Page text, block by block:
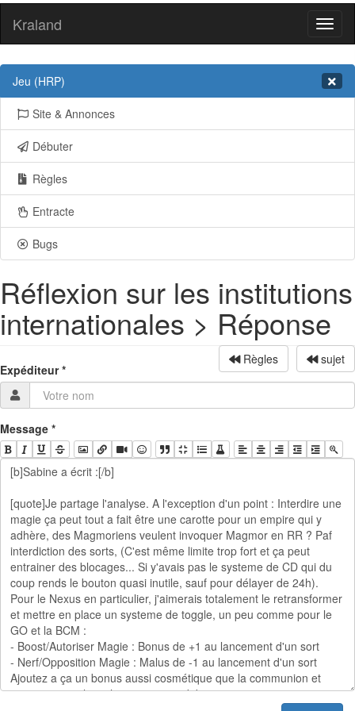
Kraland
Jeu (HRP)
Site & Annonces
Débuter
Règles
Entracte
Bugs
Réflexion sur les institutions
internationales > Réponse
Règles sujet
Expéditeur*
Message *